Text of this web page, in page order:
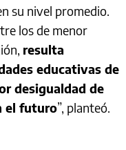
su nivel promedio.
los de menor
resulta
educativas de
desigualdad de
el futuro”, planteó.